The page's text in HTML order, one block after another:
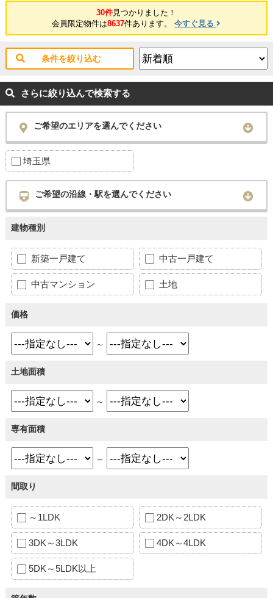
30件見つかりました！
会員限定物件は8637件あります。今すぐ見る
条件を絞り込む
さらに絞り込んで検索する
ご希望のエリアを選んでください
埼玉県
ご希望の沿線・駅を選んでください
建物種別
新築一戸建て 中古一戸建て
中古マンション 土地
価格
～
土地面積
～
専有面積
～
間取り
～1LDK 2DK～2LDK
3DK～3LDK 4DK～4LDK
5DK～5LDK以上